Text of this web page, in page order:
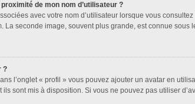
de mon nom d’utilisateur ?
avec votre nom d’utilisateur lorsque vous
La seconde image, souvent plus grande, est connue
?
l’onglet « profil » vous pouvez ajouter un avatar en
sont mis à disposition. Si vous ne pouvez pas utiliser